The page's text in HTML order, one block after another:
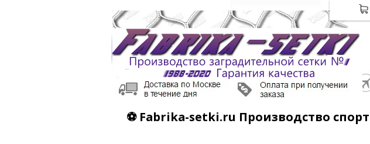
⚽ Fabrika-setki.ru Производство